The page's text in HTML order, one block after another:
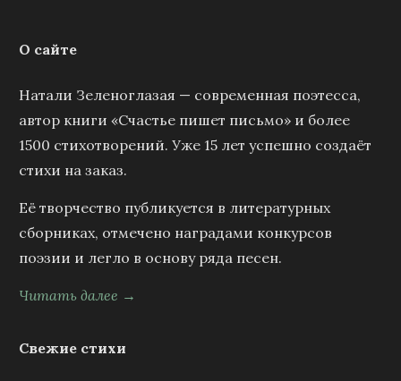
О сайте
Натали Зеленоглазая — современная поэтесса,
автор книги «Счастье пишет письмо» и более
1500 стихотворений. Уже 15 лет успешно создаёт
стихи на заказ.
Её творчество публикуется в литературных
сборниках, отмечено наградами конкурсов
поэзии и легло в основу ряда песен.
Читать далее →
Свежие стихи